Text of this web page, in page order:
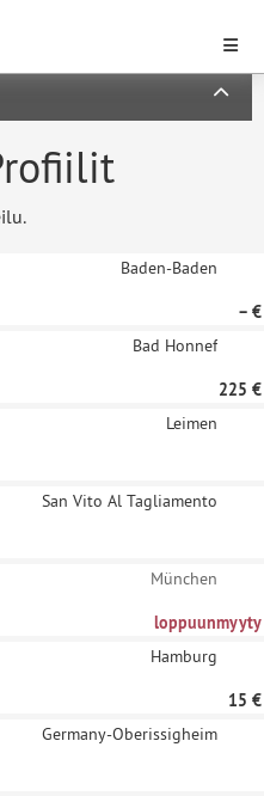
Baden-Baden
– €
Bad Honnef
225 €
Leimen
San Vito Al Tagliamento
München
loppuunmyyty
Hamburg
15 €
Germany-Oberissigheim